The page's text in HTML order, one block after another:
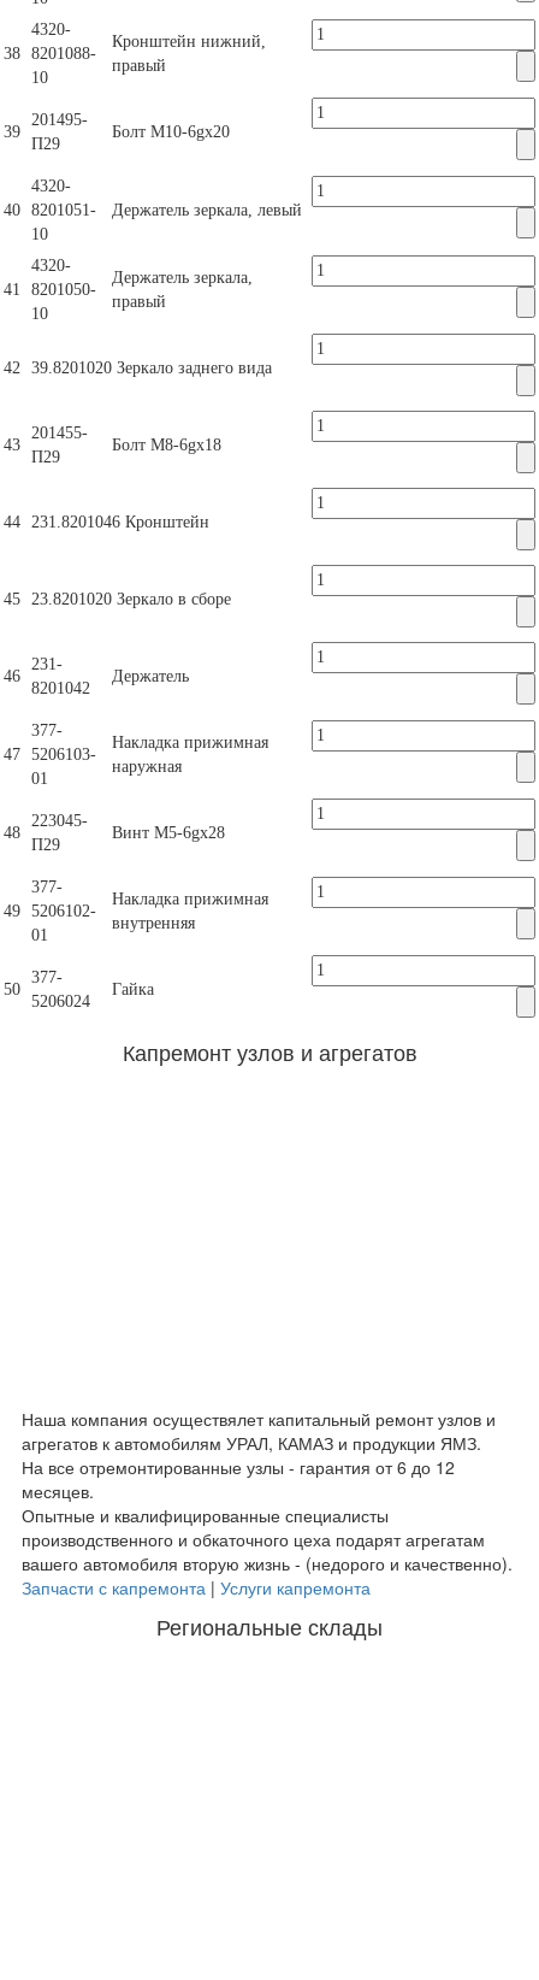
38
4320-
8201088-
10
Кронштейн нижний,
правый
39
201495-
П29
Болт М10-6gх20
40
4320-
8201051-
10
Держатель зеркала, левый
41
4320-
8201050-
10
Держатель зеркала,
правый
42 39.8201020 Зеркало заднего вида
43
201455-
П29
Болт М8-6gх18
44 231.8201046 Кронштейн
45 23.8201020 Зеркало в сборе
46
231-
8201042
Держатель
47
377-
5206103-
01
Накладка прижимная
наружная
48
223045-
П29
Винт М5-6gх28
49
377-
5206102-
01
Накладка прижимная
внутренняя
50
377-
5206024
Гайка
Капремонт узлов и агрегатов
Наша компания осуществялет капитальный ремонт узлов и
агрегатов к автомобилям УРАЛ, КАМАЗ и продукции ЯМЗ.
На все отремонтированные узлы - гарантия от 6 до 12
месяцев.
Опытные и квалифицированные специалисты
производственного и обкаточного цеха подарят агрегатам
вашего автомобиля вторую жизнь - (недорого и качественно).
Запчасти с капремонта | Услуги капремонта
Региональные склады